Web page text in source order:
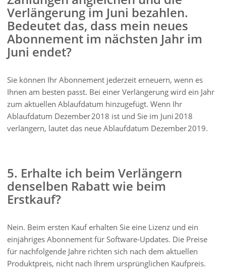
Verlängerung im Juni bezahlen.
Bedeutet das, dass mein neues
Abonnement im nächsten Jahr im
Juni endet?
Sie können Ihr Abonnement jederzeit erneuern, wenn es
Ihnen am besten passt. Bei einer Verlängerung wird ein Jahr
zum aktuellen Ablaufdatum hinzugefügt. Wenn Ihr
Ablaufdatum Dezember 2018 ist und Sie im Juni 2018
verlängern, lautet das neue Ablaufdatum Dezember 2019.
5. Erhalte ich beim Verlängern
denselben Rabatt wie beim
Erstkauf?
Nein. Beim ersten Kauf erhalten Sie eine Lizenz und ein
einjähriges Abonnement für Software‑Updates. Die Preise
für nachfolgende Jahre richten sich nach dem aktuellen
Produktpreis, nicht nach Ihrem ursprünglichen Kaufpreis.